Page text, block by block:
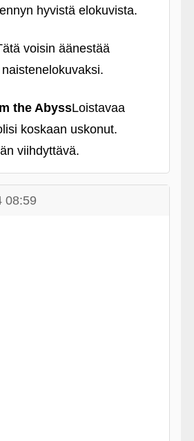
hyvistä elokuvista.
voisin äänestää
the AbyssLoistavaa
koskaan uskonut.
viihdyttävä.
08:59